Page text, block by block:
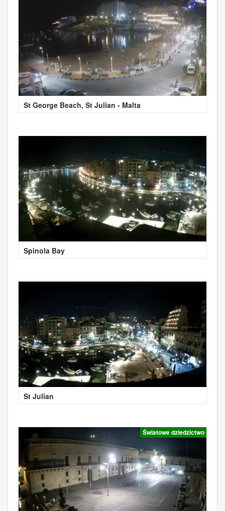
St George Beach, St Julian - Malta
Spinola Bay
St Julian
Światowe dziedzictwo